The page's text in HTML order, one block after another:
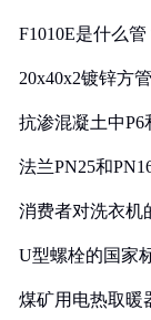
F1010E是什么
20x40x2镀锌方
抗渗混凝土中P6
法兰PN25和
消费者对洗衣机
U型螺栓的国家
煤矿用电热取暖